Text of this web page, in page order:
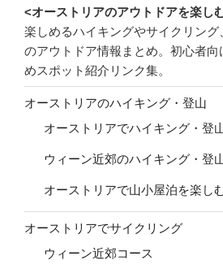
<オーストリアのアウトドアを楽し
楽しめるハイキングやサイクリン
のアウトドア情報まとめ。初心者
めスポット紹介リンク集。
オーストリアのハイキング・登山
オーストリアでハイキング・登
ウィーン近郊のハイキング・登
オーストリアで山小屋泊を楽し
オーストリアでサイクリング
ウィーン近郊コース